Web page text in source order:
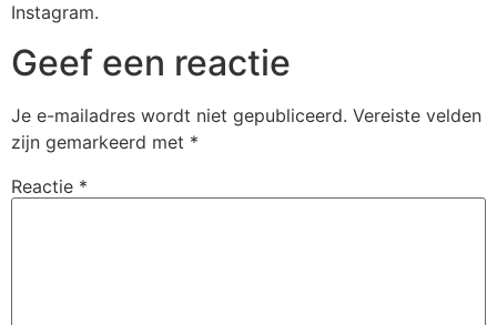
Instagram.
Geef een reactie
Je e-mailadres wordt niet gepubliceerd. Vereiste velden
zijn gemarkeerd met *
Reactie *